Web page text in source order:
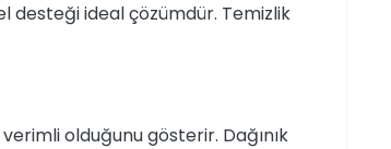
desteği ideal çözümdür. Temizlik
olduğunu gösterir. Dağınık